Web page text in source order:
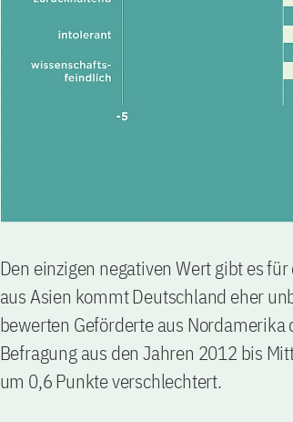
Den einzigen negativen Wert gibt es
aus Asien kommt Deutschland eher
bewerten Geförderte aus
Befragung aus den Jahren 2012 bis
um 0,6 Punkte verschlechtert.